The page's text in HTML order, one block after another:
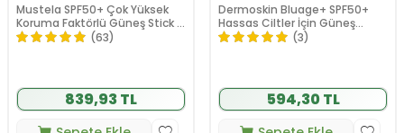
Mustela SPF50+ Çok Yüksek
Koruma Faktörlü Güneş Stick 9
ml
(63)
839,93 TL
Dermoskin Bluage+ SPF50+
Hassas Ciltler İçin Güneş
Kremi 50 ml (3)
594,30 TL